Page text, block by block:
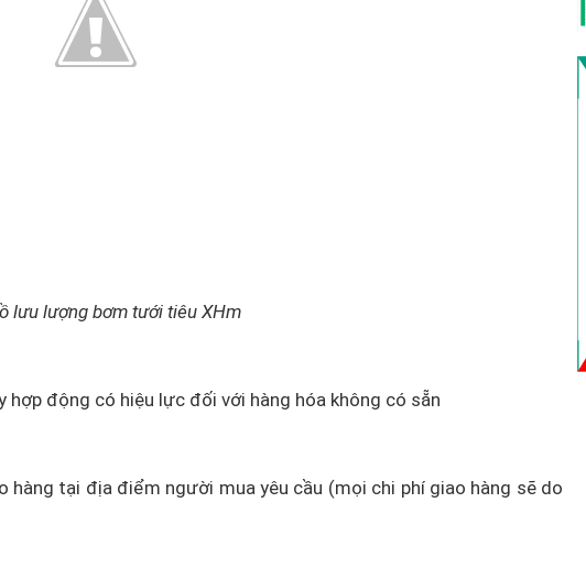
lưu lượng bơm tưới tiêu XHm
động có hiệu lực đối với hàng hóa không có sẵn
tại địa điểm người mua yêu cầu (mọi chi phí giao hàng sẽ do